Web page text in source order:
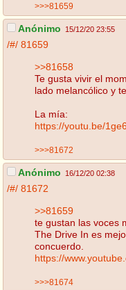
>>>81659
Anónimo 15/12/20 23:55
/#/ 81659
>>81658
Te gusta vivir el
lado melancólico y
La mía:
https://youtu.be/
>>>81672
Anónimo 16/12/20 02:38
/#/ 81672
>>81659
te gustan las voces
The Drive In es
concuerdo.
https://
>>>81674